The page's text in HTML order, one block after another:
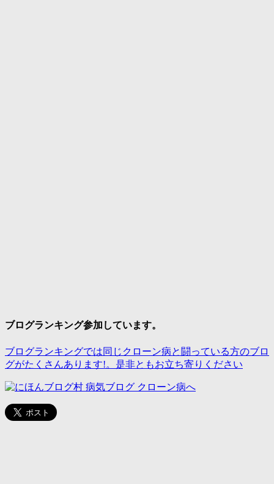
ブログランキング参加しています。
ブログランキングでは同じクローン病と闘っている方のブロ
グがたくさんあります!。是非ともお立ち寄りください